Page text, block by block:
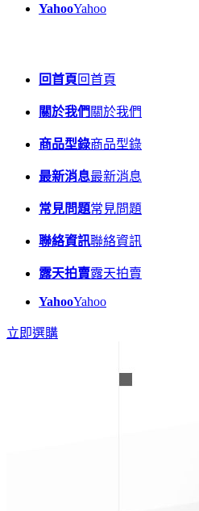
YahooYahoo
回首頁回首頁
關於我們 關於我們
商品型錄商品型錄
最新消息最新消息
常見問題常見問題
聯絡資訊聯絡資訊
露天拍賣露天拍賣
YahooYahoo
立即選購